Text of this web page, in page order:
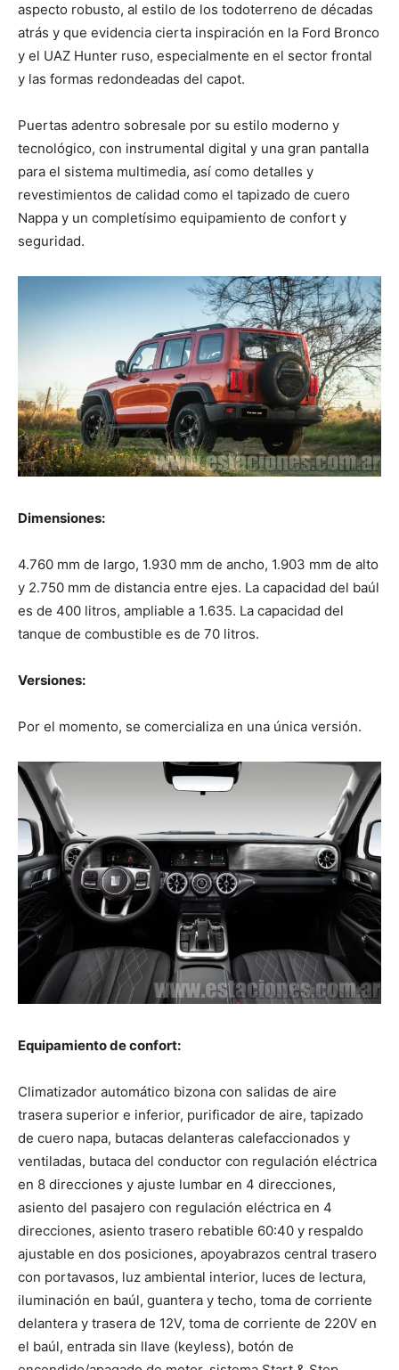
aspecto robusto, al estilo de los todoterreno de décadas
atrás y que evidencia cierta inspiración en la Ford Bronco
y el UAZ Hunter ruso, especialmente en el sector frontal
y las formas redondeadas del capot.
Puertas adentro sobresale por su estilo moderno y
tecnológico, con instrumental digital y una gran pantalla
para el sistema multimedia, así como detalles y
revestimientos de calidad como el tapizado de cuero
Nappa y un completísimo equipamiento de confort y
seguridad.
Dimensiones:
4.760 mm de largo, 1.930 mm de ancho, 1.903 mm de alto
y 2.750 mm de distancia entre ejes. La capacidad del baúl
es de 400 litros, ampliable a 1.635. La capacidad del
tanque de combustible es de 70 litros.
Versiones:
Por el momento, se comercializa en una única versión.
Equipamiento de confort:
Climatizador automático bizona con salidas de aire
trasera superior e inferior, purificador de aire, tapizado
de cuero napa, butacas delanteras calefaccionados y
ventiladas, butaca del conductor con regulación eléctrica
en 8 direcciones y ajuste lumbar en 4 direcciones,
asiento del pasajero con regulación eléctrica en 4
direcciones, asiento trasero rebatible 60:40 y respaldo
ajustable en dos posiciones, apoyabrazos central trasero
con portavasos, luz ambiental interior, luces de lectura,
iluminación en baúl, guantera y techo, toma de corriente
delantera y trasera de 12V, toma de corriente de 220V en
el baúl, entrada sin llave (keyless), botón de